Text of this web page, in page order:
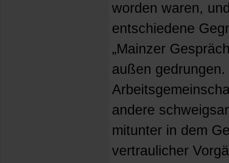
worden waren,
entschiedene
„Mainzer
außen
andere
mitunter in dem
vertraulicher